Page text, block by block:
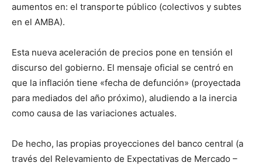
aumentos en: el transporte público (colectivos y subtes
en el AMBA).
Esta nueva aceleración de precios pone en tensión el
discurso del gobierno. El mensaje oficial se centró en
que la inflación tiene «fecha de defunción» (proyectada
para mediados del año próximo), aludiendo a la inercia
como causa de las variaciones actuales.
De hecho, las propias proyecciones del banco central (a
través del Relevamiento de Expectativas de Mercado –